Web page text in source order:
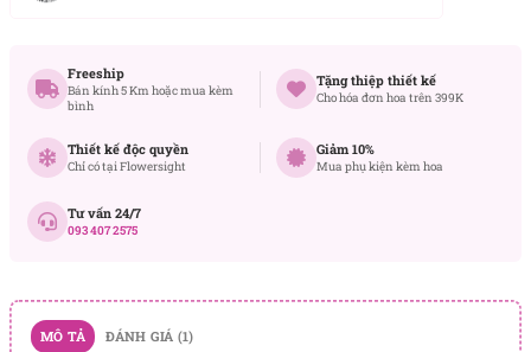
Freeship
Bán kính 5 Km hoặc mua kèm
bình
Tặng thiệp thiết kế
Cho hóa đơn hoa trên 399K
Thiết kế độc quyền
Chỉ có tại Flowersight
Giảm 10%
Mua phụ kiện kèm hoa
Tư vấn 24/7
093 407 2575
MÔ TẢ ĐÁNH GIÁ (1)